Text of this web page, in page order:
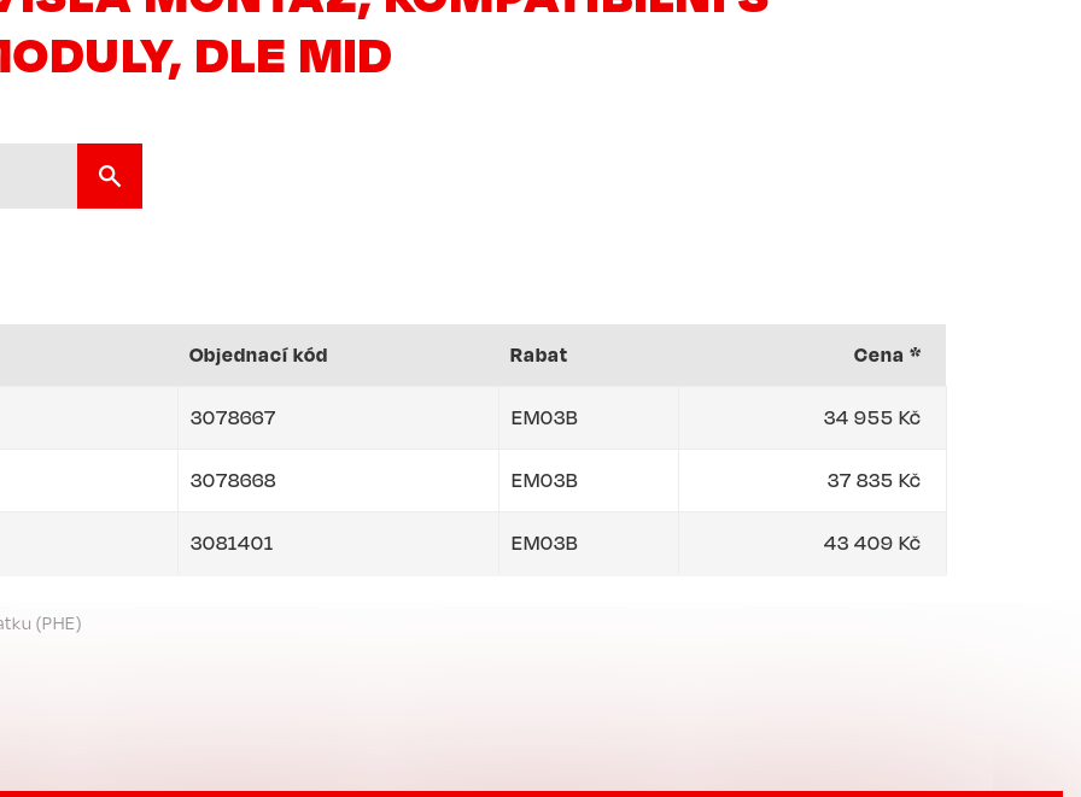
DLE MID
Objednací kód Rabat Cena *
3078667 EM03B 34 955 Kč
3078668 EM03B 37 835 Kč
3081401 EM03B 43 409 Kč
(PHE)